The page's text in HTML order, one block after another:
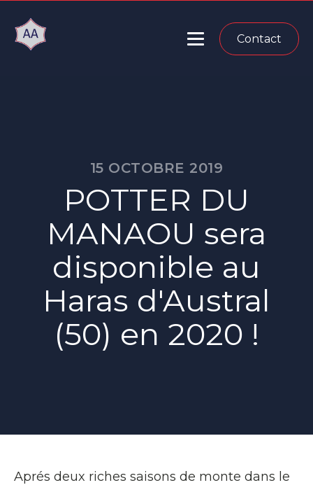
Contact
15 OCTOBRE 2019
POTTER DU
MANAOU sera
disponible au
Haras d'Austral
(50) en 2020 !
Aprés deux riches saisons de monte dans le